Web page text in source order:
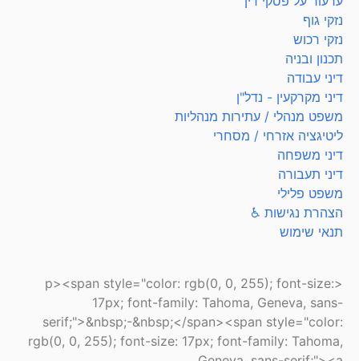
נזקי גוף
נזקי רכוש
תכנון ובניה
דיני עבודה
דיני מקרקעין - נדל"ן
משפט מנהלי / עתירות מנהליות
ליטיגציה אזרחי / מסחרי
דיני משפחה
דיני תעבורה
משפט פלילי
הצהרת נגישות ♿
תנאי שימוש
<p><span style="color: rgb(0, 0, 255); font-size:
17px; font-family: Tahoma, Geneva, sans-
serif;">&nbsp;-&nbsp;</span><span style="color:
rgb(0, 0, 255); font-size: 17px; font-family: Tahoma,